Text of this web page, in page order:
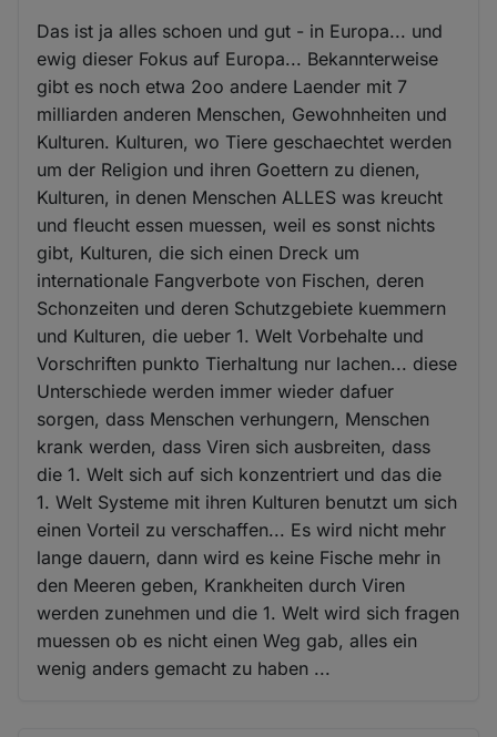
Das ist ja alles schoen und gut - in Europa... und
ewig dieser Fokus auf Europa... Bekannterweise
gibt es noch etwa 2oo andere Laender mit 7
milliarden anderen Menschen, Gewohnheiten und
Kulturen. Kulturen, wo Tiere geschaechtet werden
um der Religion und ihren Goettern zu dienen,
Kulturen, in denen Menschen ALLES was kreucht
und fleucht essen muessen, weil es sonst nichts
gibt, Kulturen, die sich einen Dreck um
internationale Fangverbote von Fischen, deren
Schonzeiten und deren Schutzgebiete kuemmern
und Kulturen, die ueber 1. Welt Vorbehalte und
Vorschriften punkto Tierhaltung nur lachen... diese
Unterschiede werden immer wieder dafuer
sorgen, dass Menschen verhungern, Menschen
krank werden, dass Viren sich ausbreiten, dass
die 1. Welt sich auf sich konzentriert und das die
1. Welt Systeme mit ihren Kulturen benutzt um sich
einen Vorteil zu verschaffen... Es wird nicht mehr
lange dauern, dann wird es keine Fische mehr in
den Meeren geben, Krankheiten durch Viren
werden zunehmen und die 1. Welt wird sich fragen
muessen ob es nicht einen Weg gab, alles ein
wenig anders gemacht zu haben ...